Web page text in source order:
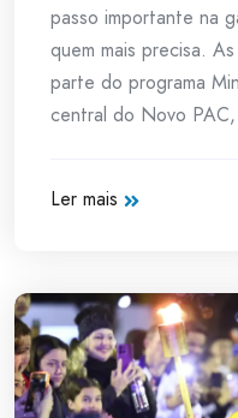
passo importante na
quem mais precisa.
parte do programa
central do Novo
Ler mais